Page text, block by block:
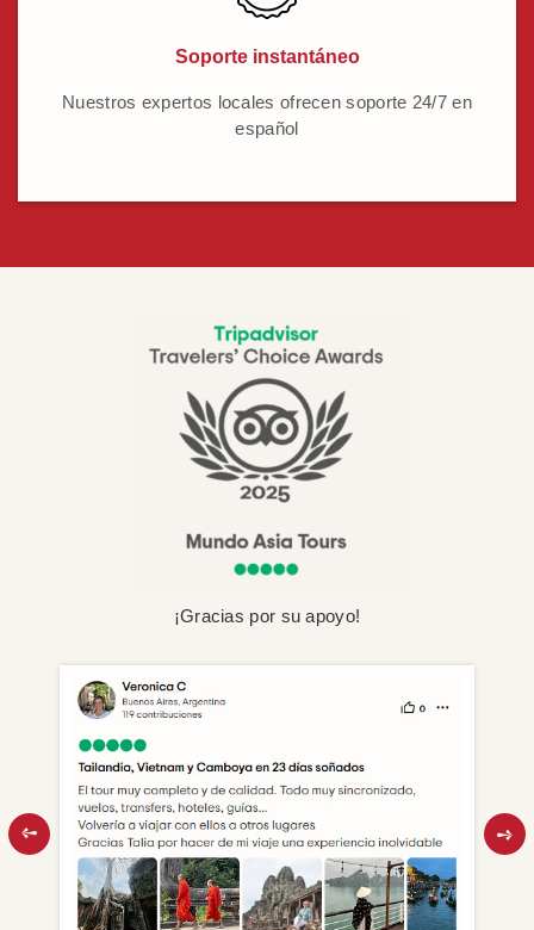
Soporte instantáneo
Nuestros expertos locales ofrecen soporte 24/7 en
español
¡Gracias por su apoyo!